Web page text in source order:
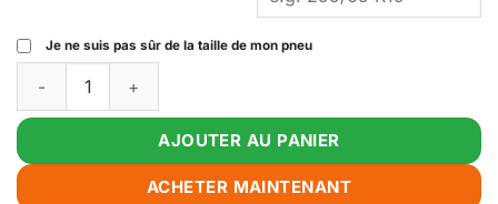
Je ne suis pas sûr de la taille de mon pneu
AJOUTER AU PANIER
ACHETER MAINTENANT